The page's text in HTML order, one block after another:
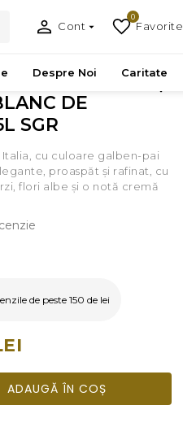
Cont Favorite
0
Despre Noi Caritate
DE
SGR
cu culoare galben-pai
proaspăt și rafinat, cu
flori albe și o notă cremă
de peste 150 de lei
ADAUGĂ ÎN COȘ